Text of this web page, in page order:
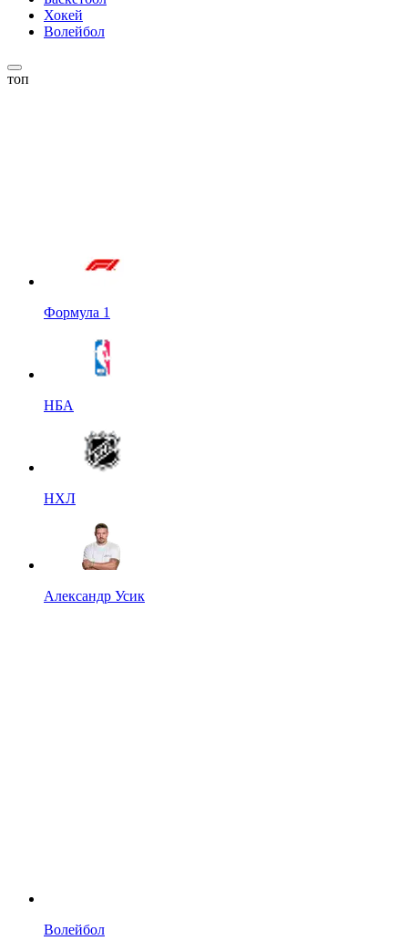
Хокей
Волейбол
топ
Формула 1
НБА
НХЛ
Александр Усик
Волейбол